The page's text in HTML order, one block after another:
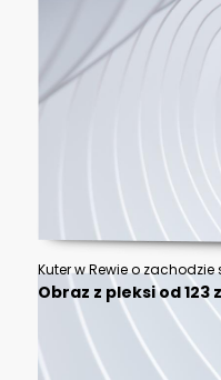
Kuter w Rewie o zachodzie
Obraz z pleksi od 123